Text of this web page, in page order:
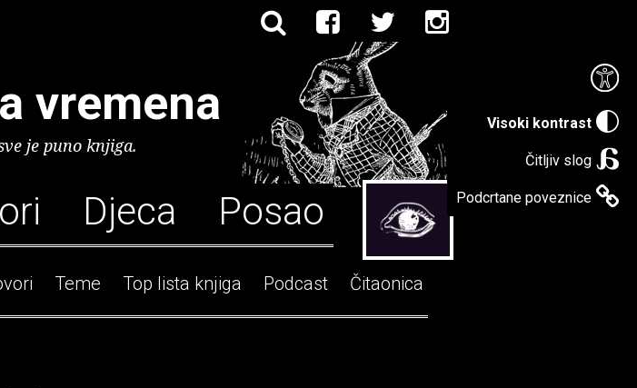
Visoki kontrast
Čitljiv slog
Podcrtane poveznice
vremena
je puno knjiga.
Djeca Posao
Teme Top lista knjiga Podcast Čitaonica